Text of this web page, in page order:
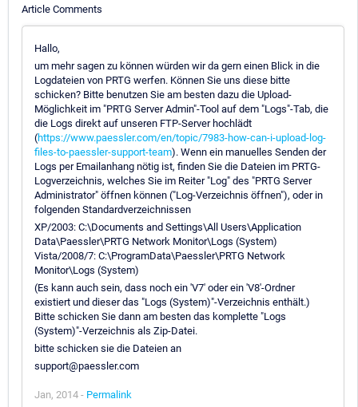
Article Comments
Hallo,
um mehr sagen zu können würden wir da gern einen Blick in die
Logdateien von PRTG werfen. Können Sie uns diese bitte
schicken? Bitte benutzen Sie am besten dazu die Upload-
Möglichkeit im "PRTG Server Admin"-Tool auf dem "Logs"-Tab, die
die Logs direkt auf unseren FTP-Server hochlädt
(https://www.paessler.com/en/topic/7983-how-can-i-upload-log-
files-to-paessler-support-team). Wenn ein manuelles Senden der
Logs per Emailanhang nötig ist, finden Sie die Dateien im PRTG-
Logverzeichnis, welches Sie im Reiter "Log" des "PRTG Server
Administrator" öffnen können ("Log-Verzeichnis öffnen"), oder in
folgenden Standardverzeichnissen
XP/2003: C:\Documents and Settings\All Users\Application
Data\Paessler\PRTG Network Monitor\Logs (System)
Vista/2008/7: C:\ProgramData\Paessler\PRTG Network
Monitor\Logs (System)
(Es kann auch sein, dass noch ein 'V7' oder ein 'V8'-Ordner
existiert und dieser das "Logs (System)"-Verzeichnis enthält.)
Bitte schicken Sie dann am besten das komplette "Logs
(System)"-Verzeichnis als Zip-Datei.
bitte schicken sie die Dateien an
support@paessler.com
Jan, 2014 - Permalink